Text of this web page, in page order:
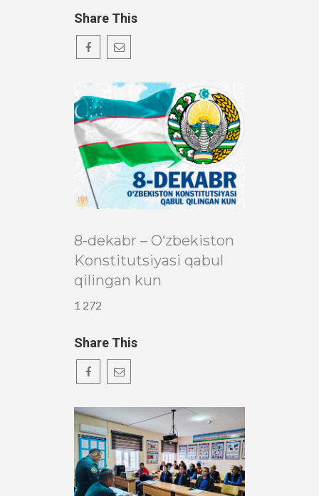
Share This
8-dekabr – O‘zbekiston
Konstitutsiyasi qabul
qilingan kun
1 272
Share This